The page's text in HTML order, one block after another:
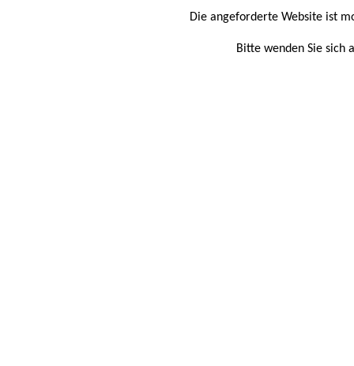
Die angeforderte Website ist
Bitte wenden Sie sich